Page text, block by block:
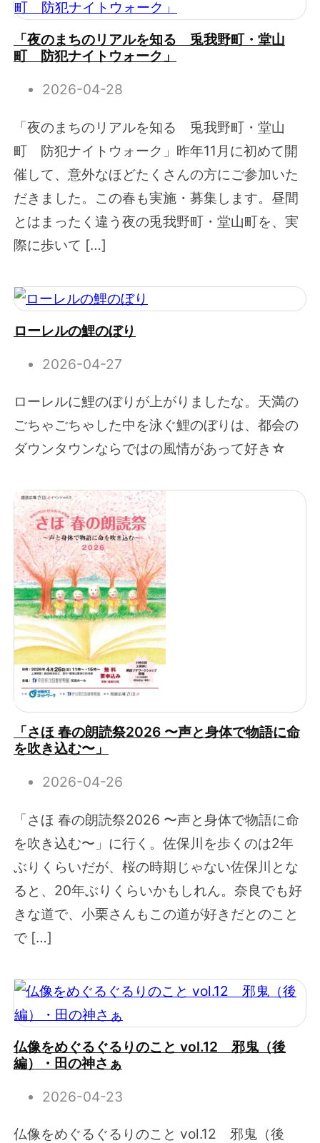
「夜のまちのリアルを知る 兎我野町・堂山
町 防犯ナイトウォーク」
2026-04-28
「夜のまちのリアルを知る 兎我野町・堂山
町 防犯ナイトウォーク」昨年11月に初めて開
催して、意外なほどたくさんの方にご参加いた
だきました。この春も実施・募集します。昼間
とはまったく違う夜の兎我野町・堂山町を、実
際に歩いて […]
ローレルの鯉のぼり
2026-04-27
ローレルに鯉のぼりが上がりましたな。天満の
ごちゃごちゃした中を泳ぐ鯉のぼりは、都会の
ダウンタウンならではの風情があって好き☆
「さほ 春の朗読祭2026 〜声と身体で物語に命
を吹き込む〜」
2026-04-26
「さほ 春の朗読祭2026 〜声と身体で物語に命
を吹き込む〜」に行く。佐保川を歩くのは2年
ぶりくらいだが、桜の時期じゃない佐保川とな
ると、20年ぶりくらいかもしれん。奈良でも好
きな道で、小栗さんもこの道が好きだとのこと
で […]
仏像をめぐるぐるりのこと vol.12 邪鬼（後
編）・田の神さぁ
2026-04-23
仏像をめぐるぐるりのこと vol.12 邪鬼（後